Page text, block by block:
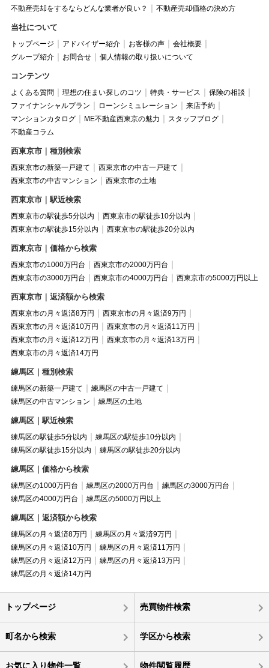
不動産売却をするならどんな業者が良い？
不動産売却価格の決め方
当社について
トップページ アドバイザー紹介 お客様の声
会社概要
グループ紹介
お問合せ 個人情報の取り扱いについて
コンテンツ
よくある質問 理想の住まい探しのコツ 特典・サービス
保険の相談
ファイナンシャルプラン
ローンシミュレーション
来店予約
マンションカタログ
ME不動産西東京の魅力
スタッフブログ
不動産コラム
西東京市｜種別検索
西東京市の新築一戸建て
西東京市の中古一戸建て
西東京市の中古マンション
西東京市の土地
西東京市｜駅近検索
西東京市の駅徒歩5分以内
西東京市の駅徒歩10分以内
西東京市の駅徒歩15分以内
西東京市の駅徒歩20分以内
西東京市｜価格から検索
西東京市の1000万円台
西東京市の2000万円台
西東京市の3000万円台
西東京市の4000万円台 西東京市の5000万円以上
西東京市｜返済額から検索
西東京市の月々返済8万円
西東京市の月々返済9万円
西東京市の月々返済10万円
西東京市の月々返済11万円
西東京市の月々返済12万円
西東京市の月々返済13万円
西東京市の月々返済14万円
練馬区｜種別検索
練馬区の新築一戸建て
練馬区の中古一戸建て
練馬区の中古マンション
練馬区の土地
練馬区｜駅近検索
練馬区の駅徒歩5分以内
練馬区の駅徒歩10分以内
練馬区の駅徒歩15分以内
練馬区の駅徒歩20分以内
練馬区｜価格から検索
練馬区の1000万円台 練馬区の2000万円台
練馬区の3000万円台
練馬区の4000万円台
練馬区の5000万円以上
練馬区｜返済額から検索
練馬区の月々返済8万円
練馬区の月々返済9万円
練馬区の月々返済10万円
練馬区の月々返済11万円
練馬区の月々返済12万円
練馬区の月々返済13万円
練馬区の月々返済14万円
トップページ 売買物件検索
町名から検索 学区から検索
お気に入り物件一覧 物件閲覧履歴